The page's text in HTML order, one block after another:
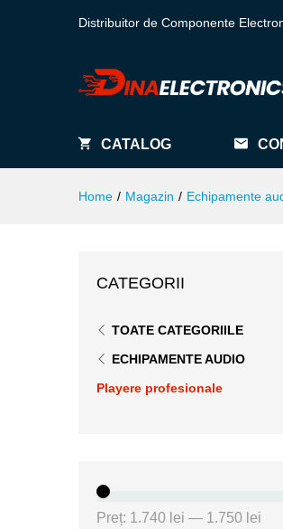
Distribuitor de Componente
CATALOG
Home / Magazin / Echipamente
CATEGORII
TOATE CATEGORIILE
ECHIPAMENTE AUDIO
Playere profesionale
Preț: 1.740 lei — 1.750 lei